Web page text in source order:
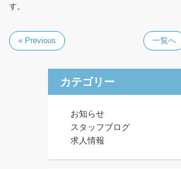
す。
« Previous 一覧へ
カテゴリー
お知らせ
スタッフブログ
求人情報